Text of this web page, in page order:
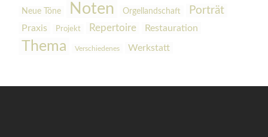
Neue Töne Noten Orgellandschaft Porträt
Praxis Projekt Repertoire Restauration
Thema Verschiedenes Werkstatt